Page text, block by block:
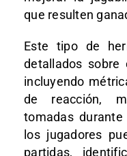
que resulten
Este tipo de
detallados sobre
incluyendo
de reacción,
tomadas
los jugadores
partidas,